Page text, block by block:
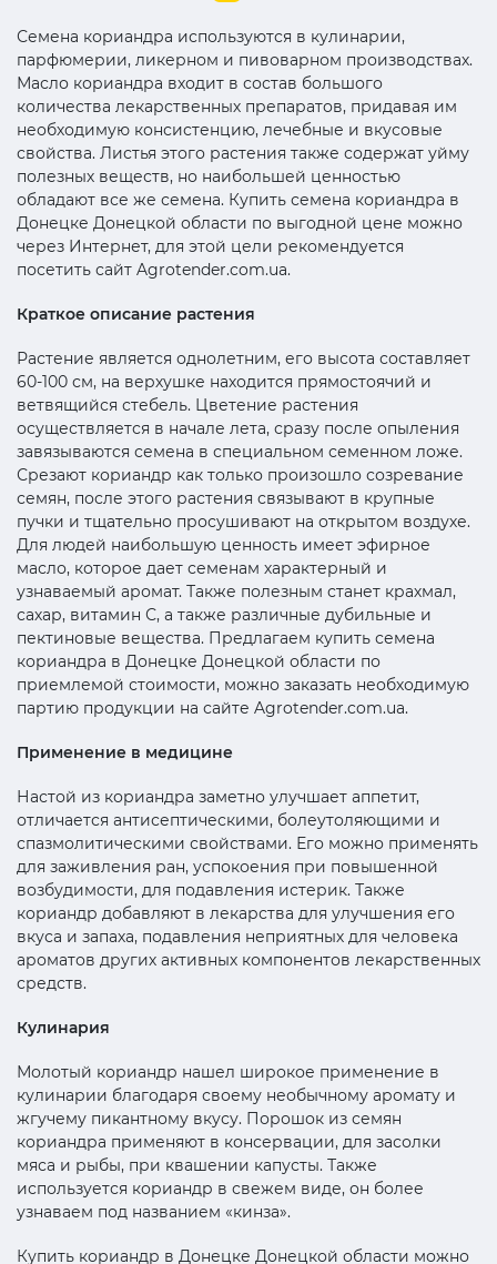
Семена кориандра используются в кулинарии,
парфюмерии, ликерном и пивоварном производствах.
Масло кориандра входит в состав большого
количества лекарственных препаратов, придавая им
необходимую консистенцию, лечебные и вкусовые
свойства. Листья этого растения также содержат уйму
полезных веществ, но наибольшей ценностью
обладают все же семена. Купить семена кориандра в
Донецке Донецкой области по выгодной цене можно
через Интернет, для этой цели рекомендуется
посетить сайт Agrotender.com.ua.
Краткое описание растения
Растение является однолетним, его высота составляет
60-100 см, на верхушке находится прямостоячий и
ветвящийся стебель. Цветение растения
осуществляется в начале лета, сразу после опыления
завязываются семена в специальном семенном ложе.
Срезают кориандр как только произошло созревание
семян, после этого растения связывают в крупные
пучки и тщательно просушивают на открытом воздухе.
Для людей наибольшую ценность имеет эфирное
масло, которое дает семенам характерный и
узнаваемый аромат. Также полезным станет крахмал,
сахар, витамин С, а также различные дубильные и
пектиновые вещества. Предлагаем купить семена
кориандра в Донецке Донецкой области по
приемлемой стоимости, можно заказать необходимую
партию продукции на сайте Agrotender.com.ua.
Применение в медицине
Настой из кориандра заметно улучшает аппетит,
отличается антисептическими, болеутоляющими и
спазмолитическими свойствами. Его можно применять
для заживления ран, успокоения при повышенной
возбудимости, для подавления истерик. Также
кориандр добавляют в лекарства для улучшения его
вкуса и запаха, подавления неприятных для человека
ароматов других активных компонентов лекарственных
средств.
Кулинария
Молотый кориандр нашел широкое применение в
кулинарии благодаря своему необычному аромату и
жгучему пикантному вкусу. Порошок из семян
кориандра применяют в консервации, для засолки
мяса и рыбы, при квашении капусты. Также
используется кориандр в свежем виде, он более
узнаваем под названием «кинза».
Купить кориандр в Донецке Донецкой области можно